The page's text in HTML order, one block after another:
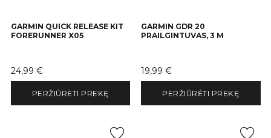
GARMIN QUICK RELEASE KIT
FORERUNNER X05
Kaina
24,99 €
PERŽIŪRĖTI PREKĘ
GARMIN GDR 20
PRAILGINTUVAS, 3 M
Kaina
19,99 €
PERŽIŪRĖTI PREKĘ